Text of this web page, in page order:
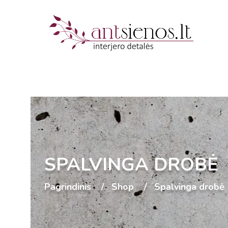
SPALVINGA DROBĖ
Pagrindinis Shop Spalvinga drobė